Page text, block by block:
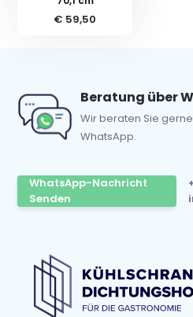
€ 59,50
Beratung über
Wir beraten Sie
WhatsApp.
WhatsApp-Nachricht
Senden